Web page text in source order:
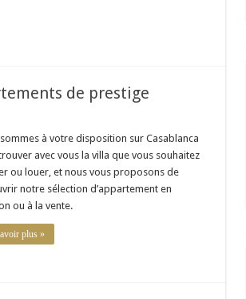
de prestige
à votre disposition sur Casablanca
avec vous la villa que vous souhaitez
ou louer, et nous vous proposons de
notre sélection d’appartement en
ou à la vente.
plus »